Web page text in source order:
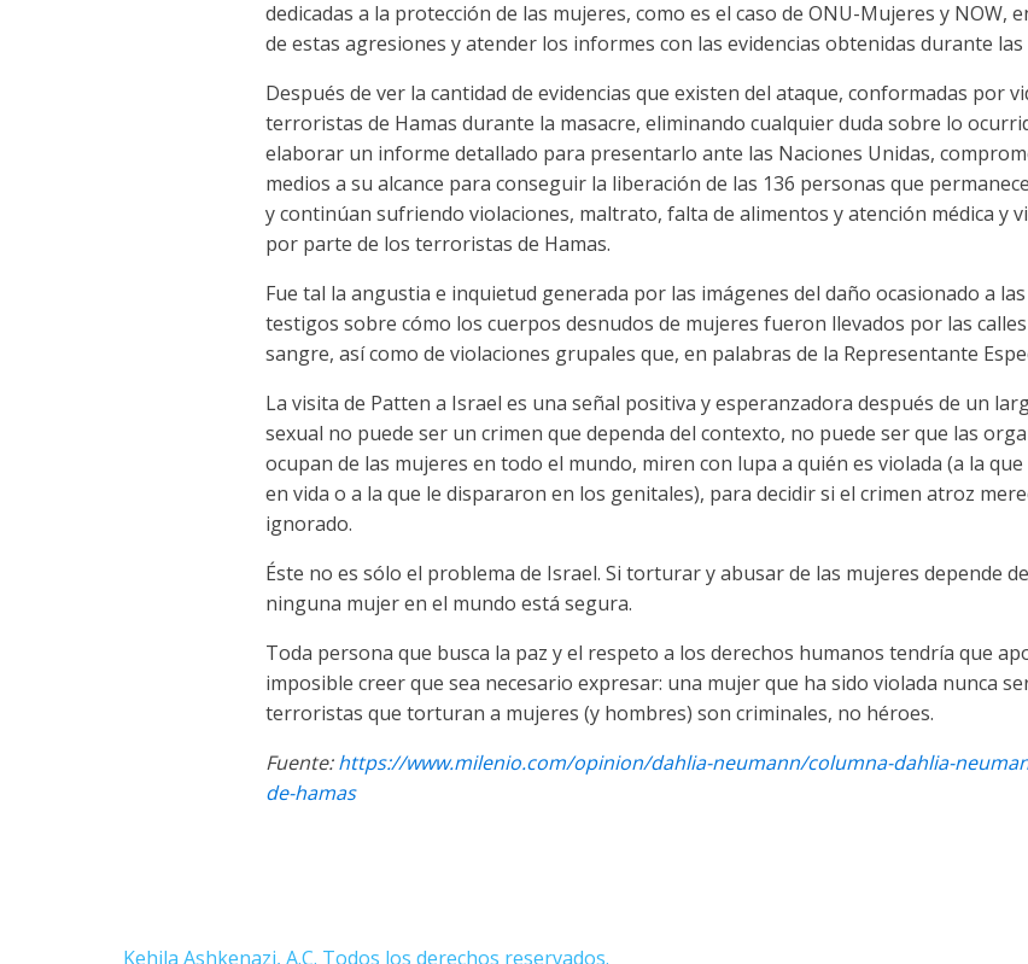
dedicadas a la protección de las mujeres, como es el caso de ONU-Mujeres y NOW,
de estas agresiones y atender los informes con las evidencias obtenidas durante
Después de ver la cantidad de evidencias que existen del ataque, conformadas por
terroristas de Hamas durante la masacre, eliminando cualquier duda sobre lo
elaborar un informe detallado para presentarlo ante las Naciones Unidas,
medios a su alcance para conseguir la liberación de las 136 personas que
y continúan sufriendo violaciones, maltrato, falta de alimentos y atención médica y
por parte de los terroristas de Hamas.
Fue tal la angustia e inquietud generada por las imágenes del daño ocasionado a
testigos sobre cómo los cuerpos desnudos de mujeres fueron llevados por las
sangre, así como de violaciones grupales que, en palabras de la Representante
La visita de Patten a Israel es una señal positiva y esperanzadora después de un
sexual no puede ser un crimen que dependa del contexto, no puede ser que las
ocupan de las mujeres en todo el mundo, miren con lupa a quién es violada (a la
en vida o a la que le dispararon en los genitales), para decidir si el crimen atroz
ignorado.
Éste no es sólo el problema de Israel. Si torturar y abusar de las mujeres depende
ninguna mujer en el mundo está segura.
Toda persona que busca la paz y el respeto a los derechos humanos tendría que
imposible creer que sea necesario expresar: una mujer que ha sido violada nunca
terroristas que torturan a mujeres (y hombres) son criminales, no héroes.
Fuente:https://www.milenio.com/opinion/dahlia-neumann/columna-dahlia-
de-hamas
Kehila Ashkenazi, A.C. Todos los derechos reservados.